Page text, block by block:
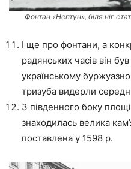
Фонтан «Нептун», біля ніг
І ще про фонтани, а
радянських часів він
українському
тризуба видерли
З південного боку
знаходилась велика
поставлена у 1598 р.